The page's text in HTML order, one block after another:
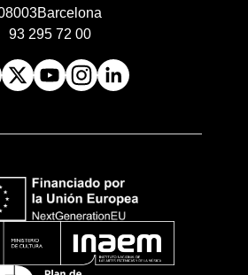
Barcelona
93 295 72 00